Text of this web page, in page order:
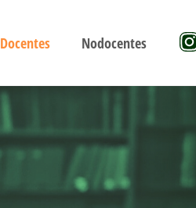
Docentes Nodocentes